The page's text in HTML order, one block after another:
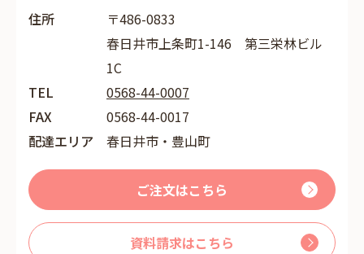
住所
〒486-0833
春日井市上条町1-146 第三栄林ビル
1C
TEL
0568-44-0007
FAX
0568-44-0017
配達エリア
春日井市・豊山町
ご注文はこちら
資料請求はこちら